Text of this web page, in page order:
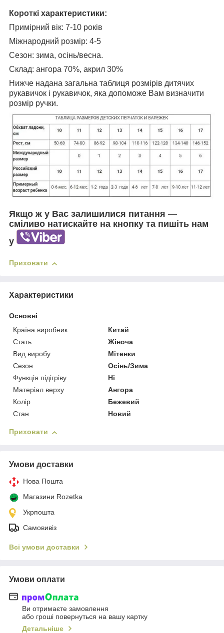
Короткі характеристики:
Примірний вік: 7-10 років
Міжнародний розмір: 4-5
Сезон: зима, осінь/весна.
Склад: ангора 70%, акрил 30%
Нижче надана загальна таблиця розмірів дитячих
рукавичок і рукавичок, яка допоможе Вам визначити
розмір ручки.
Якщо ж у Вас залишилися питання —
сміливо натискайте на кнопку та пишіть нам
у
Приховати
Характеристики
Основні
Країна виробник
Китай
Стать
Жіноча
Вид виробу
Мітенки
Сезон
Осінь/Зима
Функція підігріву
Ні
Матеріал верху
Ангора
Колір
Бежевий
Стан
Новий
Приховати
Умови доставки
Нова Пошта
Магазини Rozetka
Укрпошта
Самовивіз
Всі умови доставки
Умови оплати
Ви отримаєте замовлення
або гроші повернуться на вашу картку
Детальніше